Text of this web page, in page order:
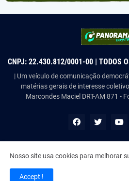
CNPJ: 22.430.812/0001-00 | TODOS
| Um veículo de comunicação
matérias gerais de interesse
Marcondes Maciel DRT-AM 871 -
Copyright ©
Nosso site usa cookies para melhorar
Accept !